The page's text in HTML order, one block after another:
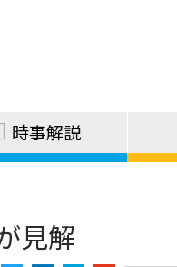
時事解説
見解